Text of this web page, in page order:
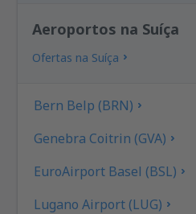
Aeroportos na Suíça
Ofertas na Suíça
Bern Belp (BRN)
Genebra Coitrin (GVA)
EuroAirport Basel (BSL)
Lugano Airport (LUG)